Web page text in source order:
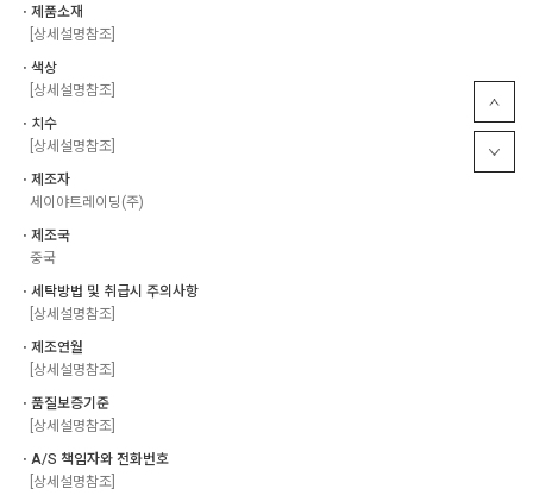
ㆍ제품소재
[상세설명참조]
ㆍ색상
[상세설명참조]
ㆍ치수
[상세설명참조]
ㆍ제조자
세이야트레이딩(주)
ㆍ제조국
중국
ㆍ세탁방법 및 취급시 주의사항
[상세설명참조]
ㆍ제조연월
[상세설명참조]
ㆍ품질보증기준
[상세설명참조]
ㆍA/S 책임자와 전화번호
[상세설명참조]